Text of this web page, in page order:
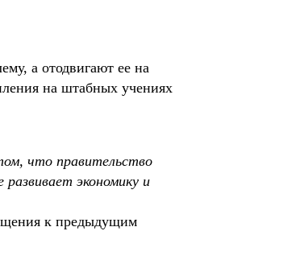
а отодвигают ее на
на штабных учениях
что правительство
экономику и
к предыдущим